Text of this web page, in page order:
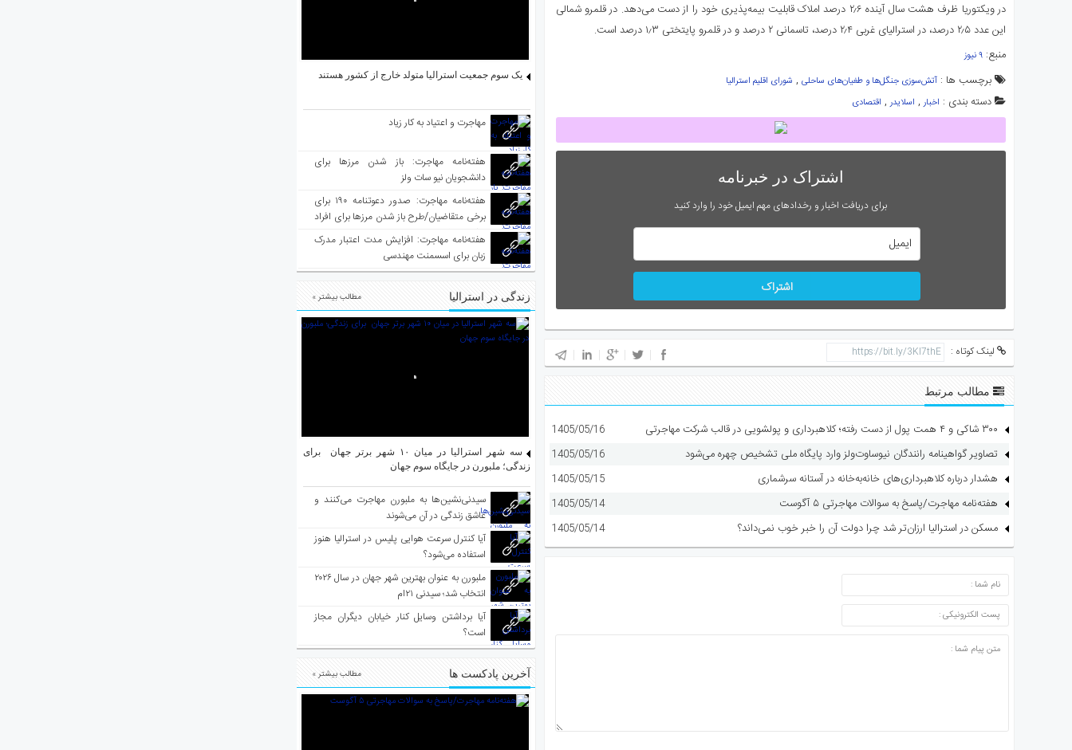
در ویکتوریا ظرف هشت سال آینده ۲٫۶ درصد املاک قابلیت بیمه‌پذیری خود را از دست می‌دهد. در قلمرو شمالی
این عدد ۲٫۵ درصد، در استرالیای غربی ۲٫۴ درصد، تاسمانی ۲ درصد و در قلمرو پایتختی ۱٫۳ درصد است.
منبع: ۹ نیوز
برچسب ها : آتش‌سوزی جنگل‌ها و طغیان‌های ساحلی , شورای اقلیم استرالیا
دسته بندی : اخبار, اسلایدر, اقتصادی
اشتراک در خبرنامه
برای دریافت اخبار و رخدادهای مهم ایمیل خود را وارد کنید
اشتراک
لینک کوتاه :
مطالب مرتبط
۳۰۰ شاکی و ۴ همت پول از دست رفته؛ کلاهبرداری و پولشویی در قالب شرکت مهاجرتی 1405/05/16
تصاویر گواهینامه رانندگان نیوساوت‌ولز وارد پایگاه ملی تشخیص چهره می‌شود 1405/05/16
هشدار درباره کلاهبرداری‌های خانه‌به‌خانه در آستانه سرشماری 1405/05/15
هفته‌نامه مهاجرت/پاسخ به سوالات مهاجرتی ۵ آگوست 1405/05/14
مسکن در استرالیا ارزان‌تر شد چرا دولت آن را خبر خوب نمی‌داند؟ 1405/05/14
ارسال دیدگاه
یک سوم جمعیت استرالیا متولد خارج از کشور هستند
مهاجرت و اعتیاد به کار زیاد
هفته‌نامه مهاجرت: باز شدن مرزها برای
دانشجویان نیو سات ولز
هفته‌نامه مهاجرت: صدور دعوتنامه ۱۹۰ برای
برخی متقاضیان/طرح باز شدن مرزها برای افراد
واکسینه شده
هفته‌نامه مهاجرت: افزایش مدت اعتبار مدرک
زبان برای اسسمنت مهندسی
زندگی در استرالیا مطالب بیشتر »
سه شهر استرالیا در میان ۱۰ شهر برتر جهان برای
زندگی؛ ملبورن در جایگاه سوم جهان
سیدنی‌نشین‌ها به ملبورن مهاجرت می‌کنند و
عاشق زندگی در آن می‌شوند
آیا کنترل سرعت هوایی پلیس در استرالیا هنوز
استفاده می‌شود؟
ملبورن به عنوان بهترین شهر جهان در سال ۲۰۲۶
انتخاب شد؛ سیدنی ۲۱‌ام
آیا برداشتن وسایل کنار خیابان دیگران مجاز
است؟
آخرین پادکست ها مطالب بیشتر »